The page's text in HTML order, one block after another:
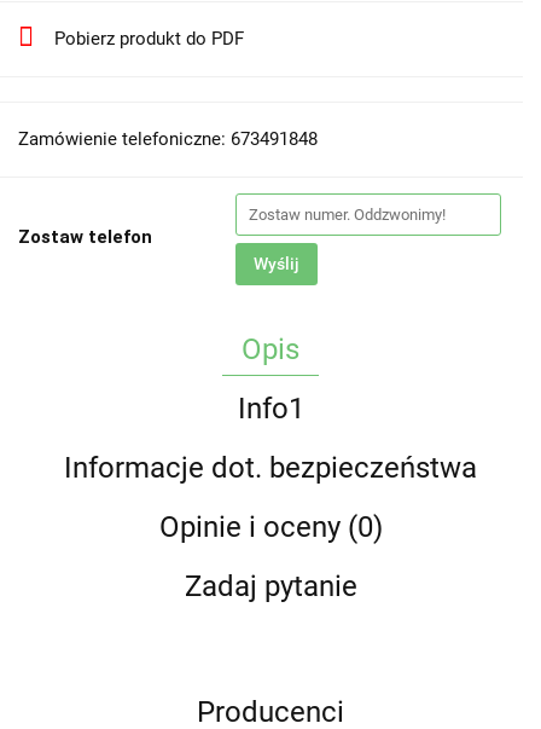
Pobierz produkt do PDF
Zamówienie telefoniczne: 673491848
Zostaw telefon
Wyślij
Opis
Info1
Informacje dot. bezpieczeństwa
Opinie i oceny (0)
Zadaj pytanie
Producenci